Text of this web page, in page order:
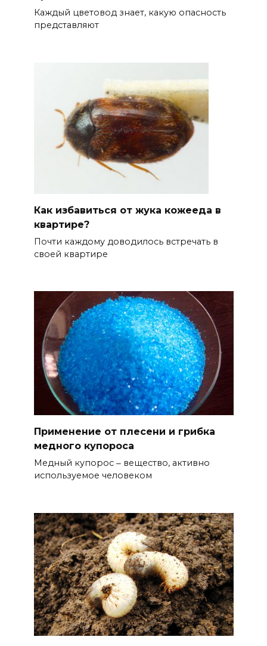
Каждый цветовод знает, какую опасность
представляют
Как избавиться от жука кожееда в
квартире?
Почти каждому доводилось встречать в
своей квартире
Применение от плесени и грибка
медного купороса
Медный купорос ‒ вещество, активно
используемое человеком